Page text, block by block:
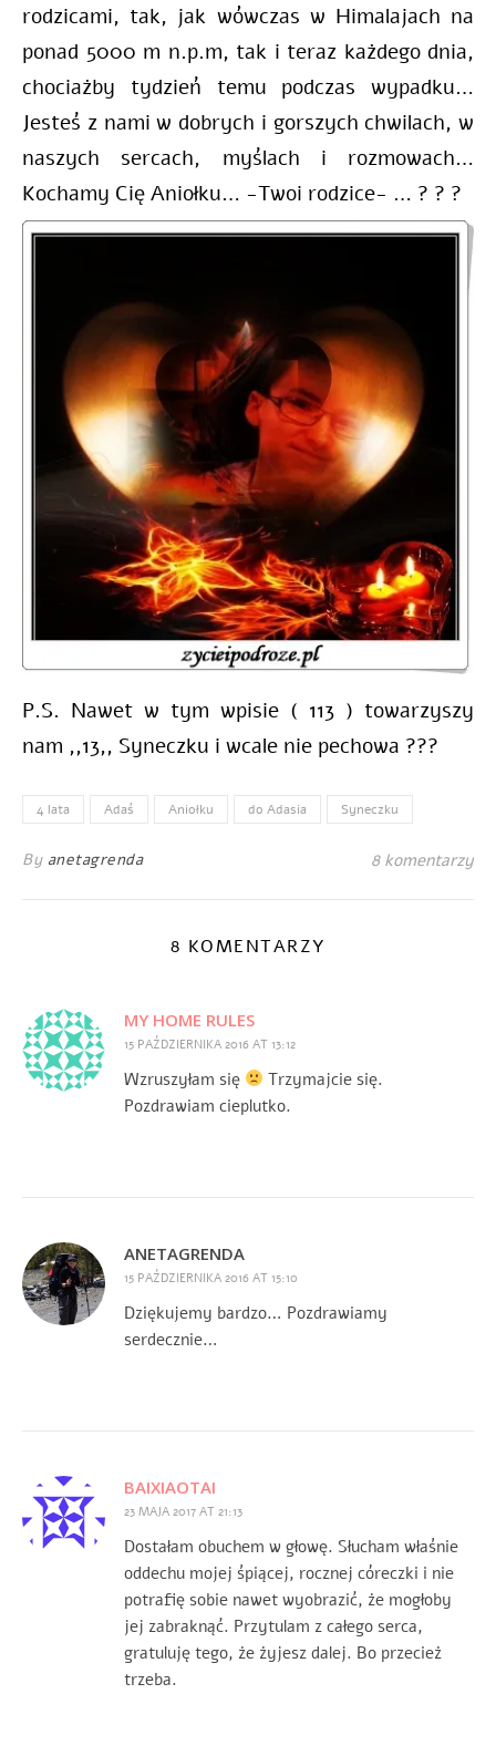
rodzicami, tak, jak wówczas w Himalajach na
ponad 5000 m n.p.m, tak i teraz każdego dnia,
chociażby tydzień temu podczas wypadku…
Jesteś z nami w dobrych i gorszych chwilach, w
naszych sercach, myślach i rozmowach…
Kochamy Cię Aniołku… -Twoi rodzice- … ? ? ?
P.S. Nawet w tym wpisie ( 113 ) towarzyszy
nam ,,13,, Syneczku i wcale nie pechowa ???
4 lata Adaś Aniołku do Adasia Syneczku
By anetagrenda 8 komentarzy
8 KOMENTARZY
MY HOME RULES
15 PAŹDZIERNIKA 2016 AT 13:12
Wzruszyłam się
Trzymajcie się.
Pozdrawiam cieplutko.
ANETAGRENDA
15 PAŹDZIERNIKA 2016 AT 15:10
Dziękujemy bardzo… Pozdrawiamy
serdecznie…
BAIXIAOTAI
23 MAJA 2017 AT 21:13
Dostałam obuchem w głowę. Słucham właśnie
oddechu mojej śpiącej, rocznej córeczki i nie
potrafię sobie nawet wyobrazić, że mogłoby
jej zabraknąć. Przytulam z całego serca,
gratuluję tego, że żyjesz dalej. Bo przecież
trzeba.